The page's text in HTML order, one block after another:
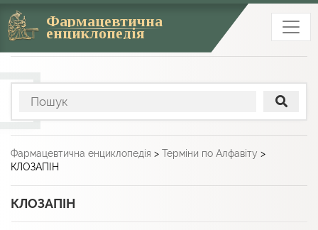
Фармацевтична
енциклопедія
Фармацевтична енциклопедія > Терміни по Алфавіту >
КЛОЗАПІН
КЛОЗАПІН